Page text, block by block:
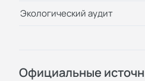
Экологический аудит
Официальные